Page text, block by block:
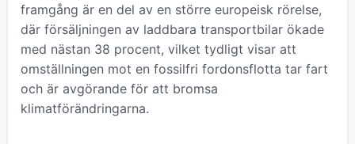
framgång är en del av en större europeisk rörelse,
där försäljningen av laddbara transportbilar ökade
med nästan 38 procent, vilket tydligt visar att
omställningen mot en fossilfri fordonsflotta tar fart
och är avgörande för att bromsa
klimatförändringarna.